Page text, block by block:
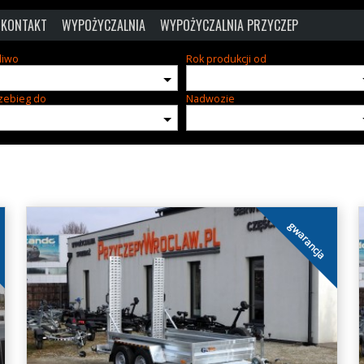
KONTAKT WYPOŻYCZALNIA WYPOŻYCZALNIA PRZYCZEP
Rok produkcji od
do Nadwozie
gwarancja